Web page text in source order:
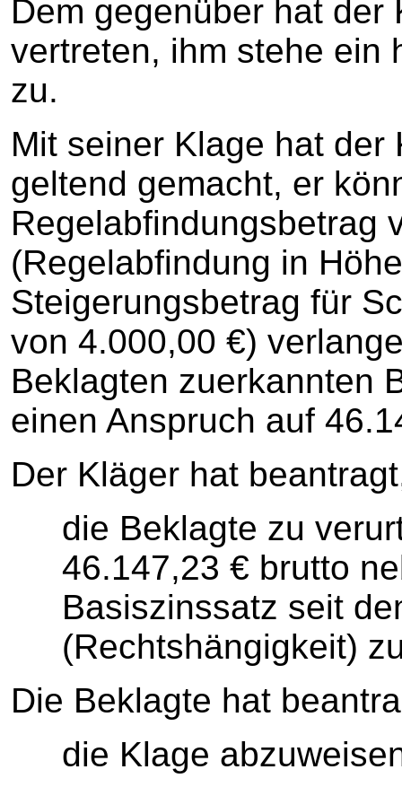
Dem gegenüber hat
vertreten, ihm stehe ein
zu.
Mit seiner Klage hat
geltend gemacht, er
Regelabfindungsbetrag
(Regelabfindung in
Steigerungsbetrag für
von 4.000,00 €)
Beklagten zuerkannten
einen Anspruch auf
Der Kläger hat
die Beklagte zu
46.147,23 € brutto
Basiszinssatz seit
(Rechtshängigkeit)
Die Beklagte hat
die Klage